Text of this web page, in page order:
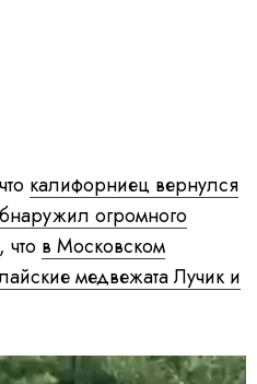
калифорниец вернулся
огромного
что в Московском
медвежата Лучик и